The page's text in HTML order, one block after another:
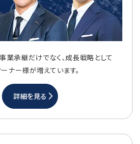
業承継だけでなく、成長戦略として
ナー様が増えています。
詳細を見る